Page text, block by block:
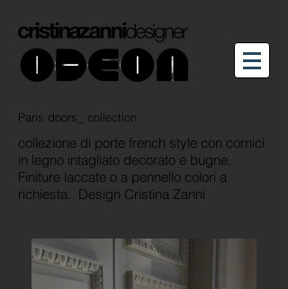
collezione di porte french style con cornici
in legno intagliato decorato e bugne.
Finiture laccate o a pennello colori a
richiesta. Design Cristina Zanni
Paris doors_ collection